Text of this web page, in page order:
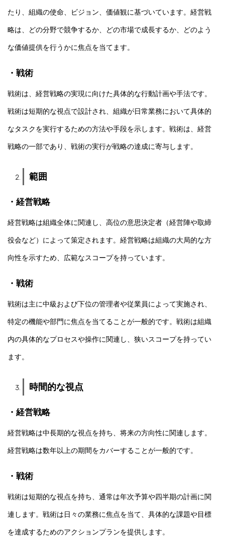
たり、組織の使命、ビジョン、価値観に基づいています。経営戦
略は、どの分野で競争するか、どの市場で成長するか、どのよう
な価値提供を行うかに焦点を当てます。
・戦術
戦術は、経営戦略の実現に向けた具体的な行動計画や手法です。
戦術は短期的な視点で設計され、組織が日常業務において具体的
なタスクを実行するための方法や手段を示します。戦術は、経営
戦略の一部であり、戦術の実行が戦略の達成に寄与します。
範囲
・経営戦略
経営戦略は組織全体に関連し、高位の意思決定者（経営陣や取締
役会など）によって策定されます。経営戦略は組織の大局的な方
向性を示すため、広範なスコープを持っています。
・戦術
戦術は主に中級および下位の管理者や従業員によって実施され、
特定の機能や部門に焦点を当てることが一般的です。戦術は組織
内の具体的なプロセスや操作に関連し、狭いスコープを持ってい
ます。
時間的な視点
・経営戦略
経営戦略は中長期的な視点を持ち、将来の方向性に関連します。
経営戦略は数年以上の期間をカバーすることが一般的です。
・戦術
戦術は短期的な視点を持ち、通常は年次予算や四半期の計画に関
連します。戦術は日々の業務に焦点を当て、具体的な課題や目標
を達成するためのアクションプランを提供します。